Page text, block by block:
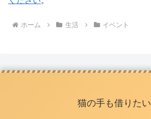
ホーム 生活 イベント
猫の手も借りたい